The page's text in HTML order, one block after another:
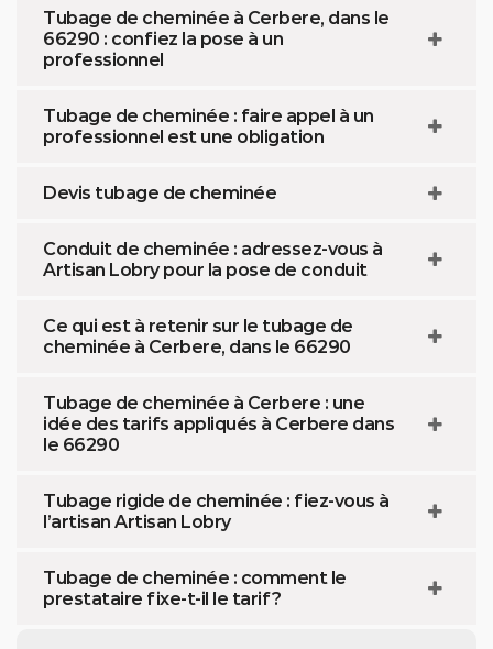
Tubage de cheminée à Cerbere, dans le
66290 : confiez la pose à un
professionnel
Tubage de cheminée : faire appel à un
professionnel est une obligation
Devis tubage de cheminée
Conduit de cheminée : adressez-vous à
Artisan Lobry pour la pose de conduit
Ce qui est à retenir sur le tubage de
cheminée à Cerbere, dans le 66290
Tubage de cheminée à Cerbere : une
idée des tarifs appliqués à Cerbere dans
le 66290
Tubage rigide de cheminée : fiez-vous à
l’artisan Artisan Lobry
Tubage de cheminée : comment le
prestataire fixe-t-il le tarif ?